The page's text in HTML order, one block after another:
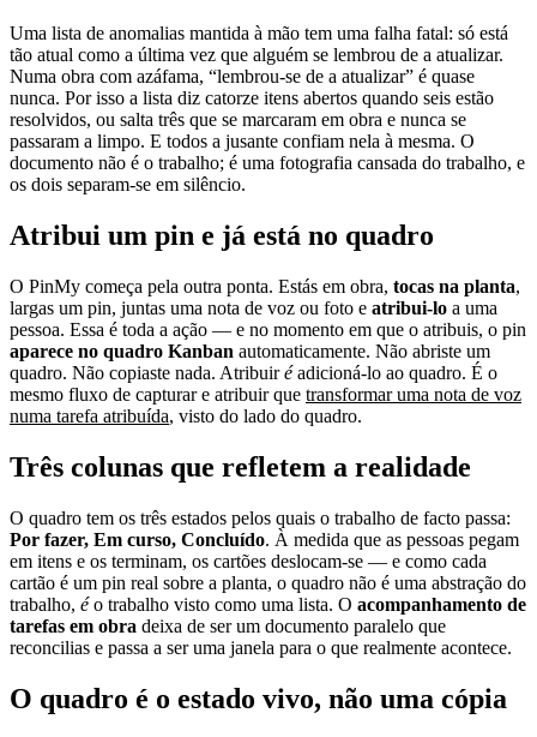
Uma lista de anomalias mantida à mão tem uma falha fatal: só está
tão atual como a última vez que alguém se lembrou de a atualizar.
Numa obra com azáfama, “lembrou-se de a atualizar” é quase
nunca. Por isso a lista diz catorze itens abertos quando seis estão
resolvidos, ou salta três que se marcaram em obra e nunca se
passaram a limpo. E todos a jusante confiam nela à mesma. O
documento não é o trabalho; é uma fotografia cansada do trabalho, e
os dois separam-se em silêncio.
Atribui um pin e já está no quadro
O PinMy começa pela outra ponta. Estás em obra, tocas na planta,
largas um pin, juntas uma nota de voz ou foto e atribui-lo a uma
pessoa. Essa é toda a ação — e no momento em que o atribuis, o pin
aparece no quadro Kanban automaticamente. Não abriste um
quadro. Não copiaste nada. Atribuiréadicioná-lo ao quadro. É o
mesmo fluxo de capturar e atribuir que transformar uma nota de voz
numa tarefa atribuída, visto do lado do quadro.
Três colunas que refletem a realidade
O quadro tem os três estados pelos quais o trabalho de facto passa:
Por fazer, Em curso, Concluído. À medida que as pessoas pegam
em itens e os terminam, os cartões deslocam-se — e como cada
cartão é um pin real sobre a planta, o quadro não é uma abstração do
trabalho, éo trabalho visto como uma lista. O acompanhamento de
tarefas em obra deixa de ser um documento paralelo que
reconcilias e passa a ser uma janela para o que realmente acontece.
O quadro é o estado vivo, não uma cópia